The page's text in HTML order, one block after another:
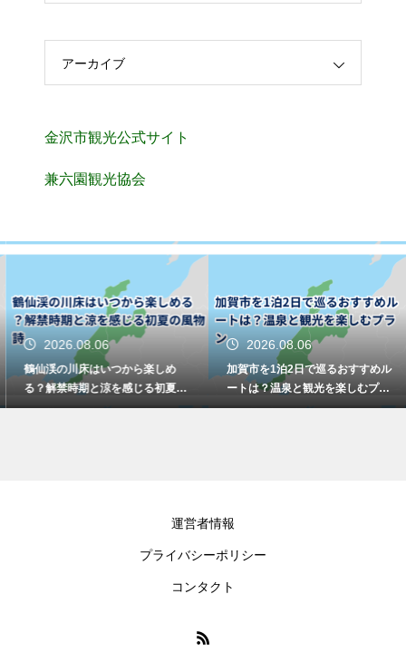
アーカイブ
金沢市観光公式サイト
兼六園観光協会
2026.08.06
鶴仙渓の川床はいつから楽しめ
る？解禁時期と涼を感じる初夏の
風物詩
2026.08.06
加賀市を1泊2日で巡るおすすめル
ートは？温泉と観光を楽しむプラ
ン
運営者情報
プライバシーポリシー
コンタクト